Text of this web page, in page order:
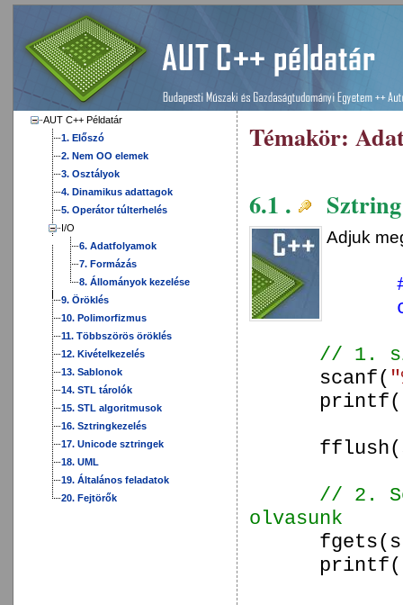
AUT C++ Példatár
1. Előszó
2. Nem OO elemek
3. Osztályok
4. Dinamikus adattagok
5. Operátor túlterhelés
I/O
6. Adatfolyamok
7. Formázás
8. Állományok kezelése
9. Öröklés
10. Polimorfizmus
11. Többszörös öröklés
12. Kivételkezelés
13. Sablonok
14. STL tárolók
15. STL algoritmusok
16. Sztringkezelés
17. Unicode sztringek
18. UML
19. Általános feladatok
20. Fejtörők
Témakör:
6.1 .
Adjuk
// 1.
scanf(
printf(
// 2.
olvasunk
printf(